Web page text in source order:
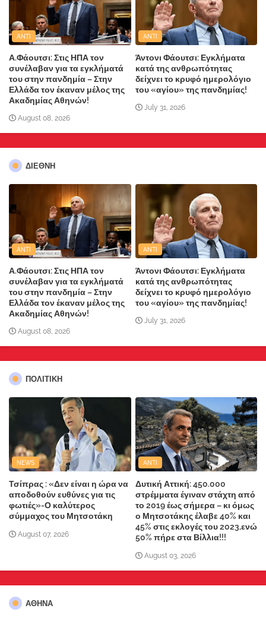
ANTI
Α.Φάουτσι: Στις ΗΠΑ τον
συνέλαβαν για τα εγκλήματά
του στην πανδημία – Στην
Ελλάδα τον έκαναν μέλος της
Ακαδημίας Αθηνών!
August 08, 2026
ANTI
Άντονι Φάουτσι: Εγκλήματα
κατά της ανθρωπότητας
δείχνει το κρυφό ημερολόγιο
του «αγίου» της πανδημίας!
July 31, 2026
ΔΙΕΘΝΗ
ANTI
Α.Φάουτσι: Στις ΗΠΑ τον
συνέλαβαν για τα εγκλήματά
του στην πανδημία – Στην
Ελλάδα τον έκαναν μέλος της
Ακαδημίας Αθηνών!
August 08, 2026
ANTI
Άντονι Φάουτσι: Εγκλήματα
κατά της ανθρωπότητας
δείχνει το κρυφό ημερολόγιο
του «αγίου» της πανδημίας!
July 31, 2026
ΠΟΛΙΤΙΚΗ
NEWS
Τσίπρας : «Δεν είναι η ώρα να
αποδοθούν ευθύνες για τις
φωτιές»-Ο καλύτερος
σύμμαχος του Μητσοτάκη
August 07, 2026
ANTI
Δυτική Αττική: 450.000
στρέμματα έγιναν στάχτη από
το 2019 έως σήμερα – κι όμως
ο Μητσοτάκης έλαβε 40% και
45% στις εκλογές του 2023,ενώ
50% πήρε στα Βίλλια!!!
August 03, 2026
ΑΘΗΝΑ